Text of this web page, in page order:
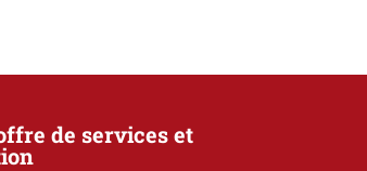
de services et